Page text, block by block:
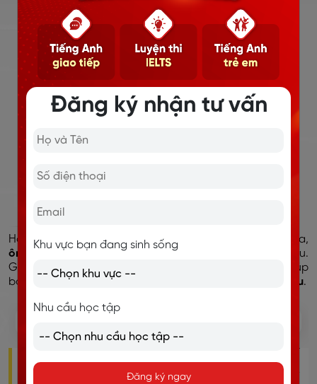
CÁ NHÂN HÓA
TRẢI NGHIỆM HỌC TẬP
Học viên được tham gia coaching 1-1
cùng chuyên gia,
ôn tập chuyên sâu
những kiến thức và kỹ năng còn yếu.
Giáo viên chỉ ra lỗi sai và hướng dẫn cách sửa ngay, giúp
bạn
tiến bộ rõ rệt, nhanh chóng đạt band điểm mục tiêu.
4 buổi coaching 1-1 cùng chuyên gia
Đăng ký nhận tư vấn
Khu vực bạn đang sinh sống
Nhu cầu học tập
Đăng ký ngay